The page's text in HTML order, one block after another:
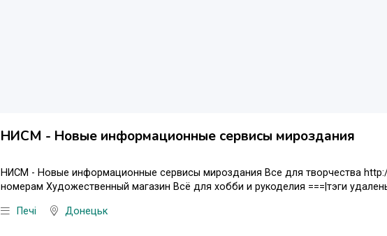
НИСМ - Новые информационные сервисы мироздания
НИСМ - Новые информационные сервисы мироздания Все для творчества
номерам Художественный магазин Всё для хобби и рукоделия ===|тэги
Печі Донецьк